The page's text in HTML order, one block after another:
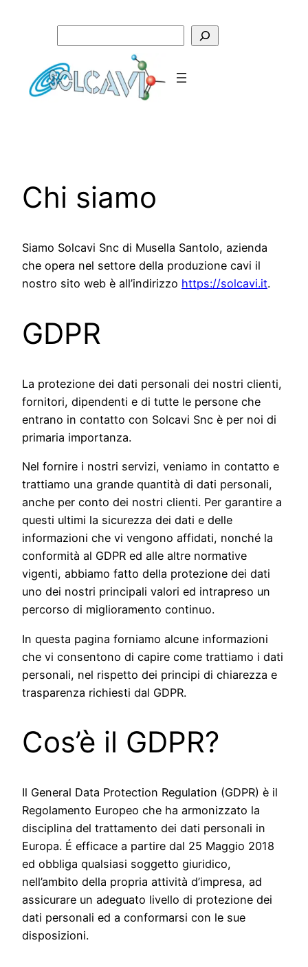
contenuto
Chi siamo
Siamo Solcavi Snc di Musella Santolo, azienda
che opera nel settore della produzione cavi il
nostro sito web è all’indirizzo https://solcavi.it.
GDPR
La protezione dei dati personali dei nostri clienti,
fornitori, dipendenti e di tutte le persone che
entrano in contatto con Solcavi Snc è per noi di
primaria importanza.
Nel fornire i nostri servizi, veniamo in contatto e
trattiamo una grande quantità di dati personali,
anche per conto dei nostri clienti. Per garantire a
questi ultimi la sicurezza dei dati e delle
informazioni che vi vengono affidati, nonché la
conformità al GDPR ed alle altre normative
vigenti, abbiamo fatto della protezione dei dati
uno dei nostri principali valori ed intrapreso un
percorso di miglioramento continuo.
In questa pagina forniamo alcune informazioni
che vi consentono di capire come trattiamo i dati
personali, nel rispetto dei principi di chiarezza e
trasparenza richiesti dal GDPR.
Cos’è il GDPR?
Il General Data Protection Regulation (GDPR) è il
Regolamento Europeo che ha armonizzato la
disciplina del trattamento dei dati personali in
Europa. É efficace a partire dal 25 Maggio 2018
ed obbliga qualsiasi soggetto giuridico,
nell’ambito della propria attività d’impresa, ad
assicurare un adeguato livello di protezione dei
dati personali ed a conformarsi con le sue
disposizioni.